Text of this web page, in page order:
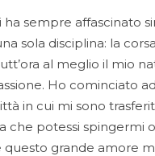
ha sempre affascinato
sola disciplina: la
al meglio il mio
Ho cominciato
in cui mi sono
che potessi spingermi
grande amore